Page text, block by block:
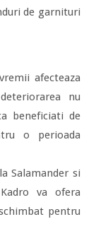
de garnituri
afecteaza
nu
beneficiati de
o perioada
Salamander si
va ofera
pentru